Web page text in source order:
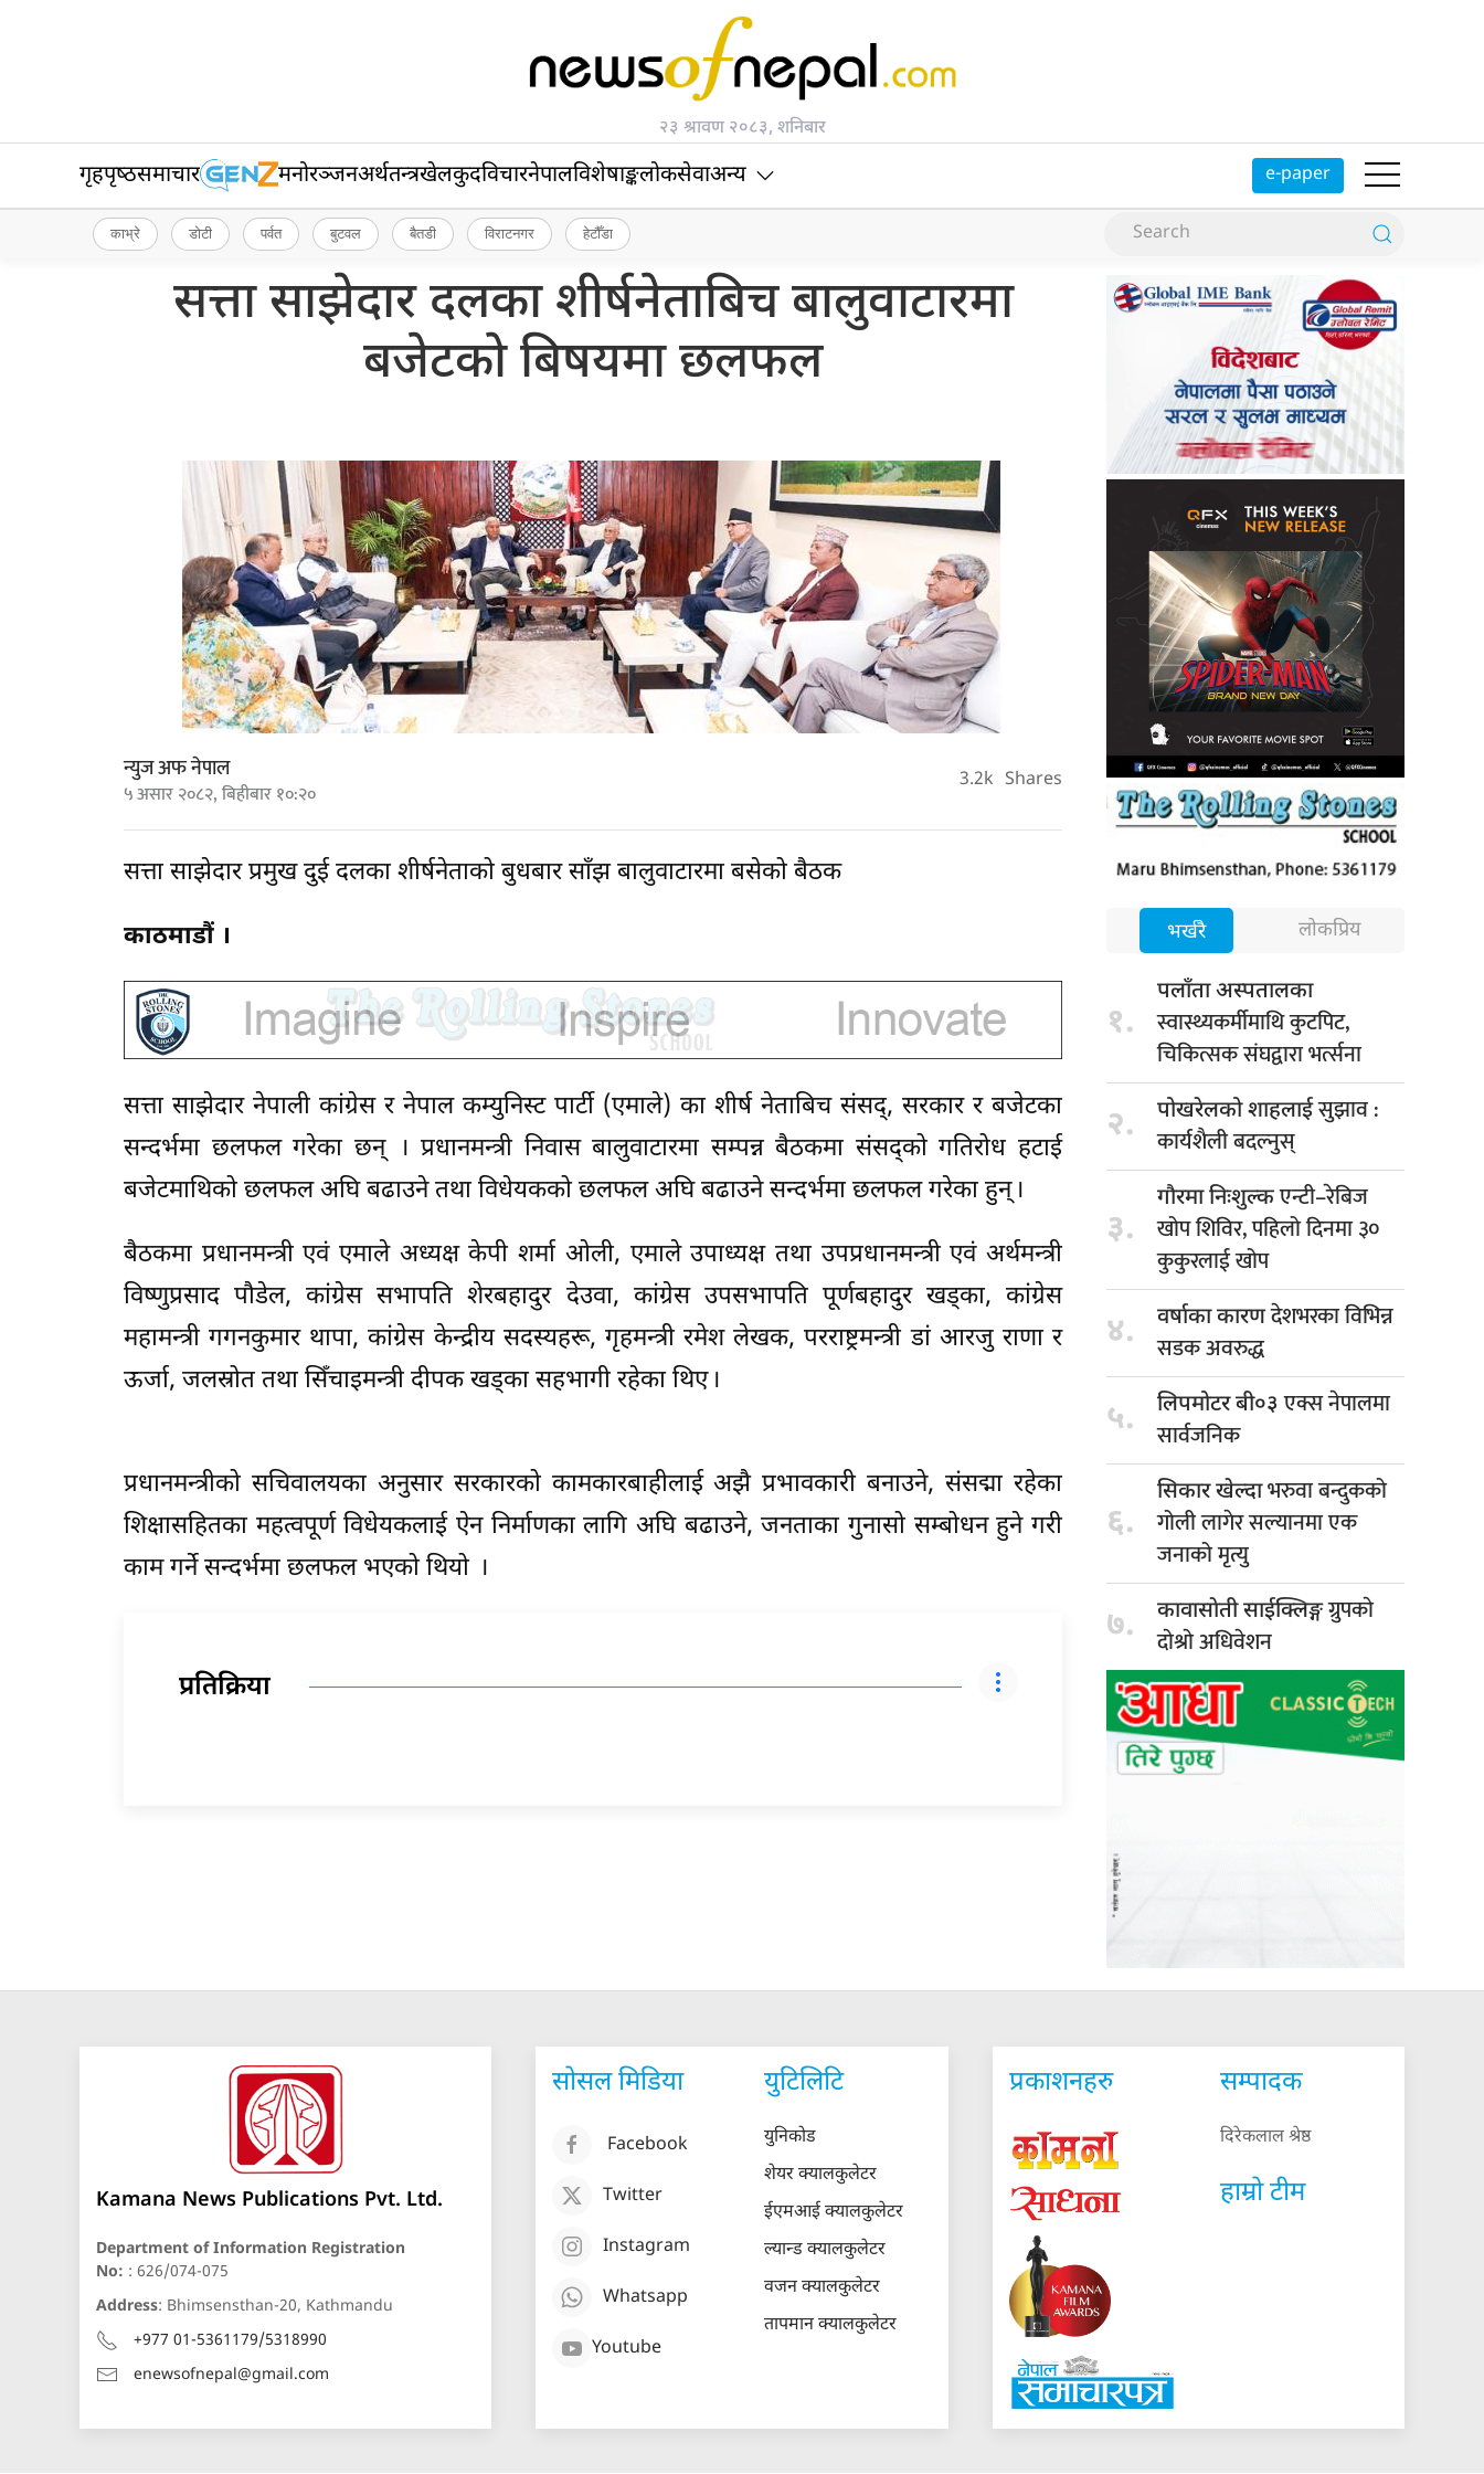
२३ श्रावण २०८३, शनिबार
गृहपृष्‍ठसमाचार मनोरञ्जनअर्थतन्त्रखेलकुदविचारनेपालविशेषाङ्कलोकसेवाअन्य e-paper
काभ्रे डोटी पर्वत बुटवल बैतडी विराटनगर हेटौँडा
सत्ता साझेदार दलका शीर्षनेताबिच बालुवाटारमा
बजेटको बिषयमा छलफल
न्युज अफ नेपाल
५ असार २०८२, बिहीबार १०:२० 3.2k Shares
सत्ता साझेदार प्रमुख दुई दलका शीर्षनेताको बुधबार साँझ बालुवाटारमा बसेको बैठक
काठमाडौं ।
सत्ता साझेदार नेपाली कांग्रेस र नेपाल कम्युनिस्ट पार्टी (एमाले) का शीर्ष नेताबिच संसद्, सरकार र बजेटका
सन्दर्भमा छलफल गरेका छन् । प्रधानमन्त्री निवास बालुवाटारमा सम्पन्न बैठकमा संसद्को गतिरोध हटाई
बजेटमाथिको छलफल अघि बढाउने तथा विधेयकको छलफल अघि बढाउने सन्दर्भमा छलफल गरेका हुन् ।
बैठकमा प्रधानमन्त्री एवं एमाले अध्यक्ष केपी शर्मा ओली, एमाले उपाध्यक्ष तथा उपप्रधानमन्त्री एवं अर्थमन्त्री
विष्णुप्रसाद पौडेल, कांग्रेस सभापति शेरबहादुर देउवा, कांग्रेस उपसभापति पूर्णबहादुर खड्का, कांग्रेस
महामन्त्री गगनकुमार थापा, कांग्रेस केन्द्रीय सदस्यहरू, गृहमन्त्री रमेश लेखक, परराष्ट्रमन्त्री डां आरजु राणा र
ऊर्जा, जलस्रोत तथा सिँचाइमन्त्री दीपक खड्का सहभागी रहेका थिए ।
प्रधानमन्त्रीको सचिवालयका अनुसार सरकारको कामकारबाहीलाई अझै प्रभावकारी बनाउने, संसद्मा रहेका
शिक्षासहितका महत्वपूर्ण विधेयकलाई ऐन निर्माणका लागि अघि बढाउने, जनताका गुनासो सम्बोधन हुने गरी
काम गर्ने सन्दर्भमा छलफल भएको थियो ।
प्रतिक्रिया
भर्खरै लोकप्रिय
१.
पलाँता अस्पतालका
स्वास्थ्यकर्मीमाथि कुटपिट,
चिकित्सक संघद्वारा भर्त्सना
२. पोखरेलको शाहलाईसुझाव :
कार्यशैली बदल्नुस्
३.
गौरमा निःशुल्कएन्टी–रेबिज
खोप शिविर, पहिलो दिनमा ३०
कुकुरलाई खोप
४. वर्षाका कारणदेशभरका विभिन्न
सडक अवरुद्ध
५. लिपमोटर बी०३एक्स नेपालमा
सार्वजनिक
६.
सिकार खेल्दाभरुवा बन्दुकको
गोली लागेर सल्यानमा एक
जनाको मृत्यु
७. कावासाेती साईक्लिङ्गग्रुपकाे
दाेश्राे अधिवेशन
Kamana News Publications Pvt. Ltd.
Department of Information Registration
No: : 626/074-075
Address: Bhimsensthan-20, Kathmandu
+977 01-5361179/5318990
enewsofnepal@gmail.com
सोसल मिडिया
Facebook
Twitter
Instagram
Whatsapp
Youtube
युटिलिटि
युनिकोड
शेयर क्यालकुलेटर
ईएमआई क्यालकुलेटर
ल्यान्ड क्यालकुलेटर
वजन क्यालकुलेटर
तापमान क्यालकुलेटर
प्रकाशनहरु सम्पादक
दिरेकलाल श्रेष्ठ
हाम्रो टीम